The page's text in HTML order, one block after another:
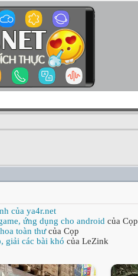
của ya4r.net
ứng dụng cho android của Cọp
toàn thưcủa Cọp
giải các bài khó của LeZink